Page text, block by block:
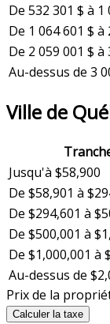
De 532 301 $ à 1
De 1 064 601 $ à
De 2 059 001 $ à
Au-dessus de 3
Ville de
Jusqu'à $58,900
De $58,901 à
De $294,601 à
De $500,001 à
De $1,000,001 à
Au-dessus de
Prix de la
Calculer la taxe